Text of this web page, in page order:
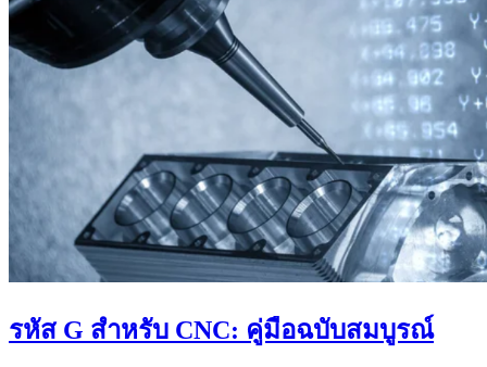
รหัส G สำหรับ CNC: คู่มือฉบับสมบูรณ์